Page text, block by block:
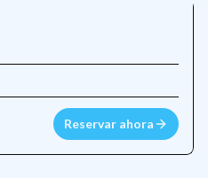
Reservar ahora